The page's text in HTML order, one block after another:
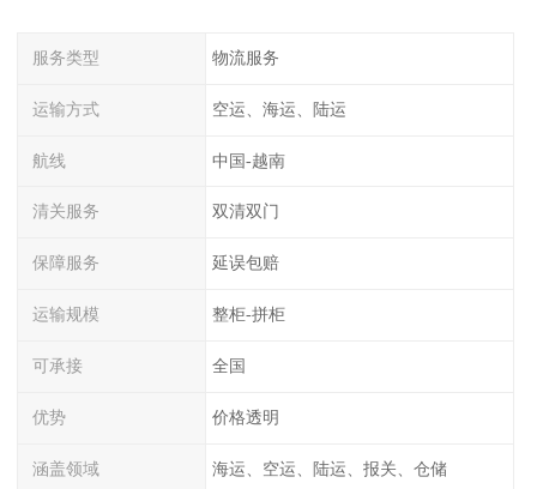
服务类型 物流服务
运输方式 空运、海运、陆运
航线 中国-越南
清关服务 双清双门
保障服务 延误包赔
运输规模 整柜-拼柜
可承接 全国
优势 价格透明
涵盖领域 海运、空运、陆运、报关、仓储